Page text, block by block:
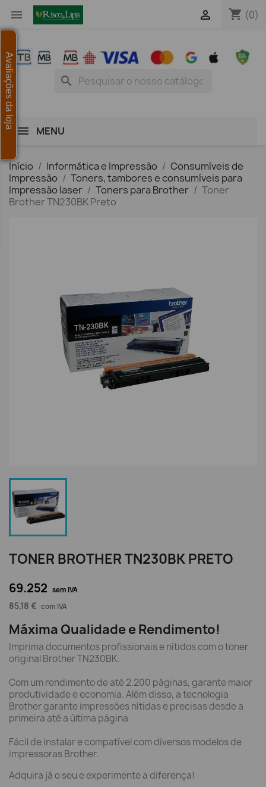
 shopping_cart (0)

search
MENU
Início Informática e Impressão
Consumíveis de
Impressão
Toners, tambores e consumíveis para
Impressão laser
Toners para Brother
Toner
Brother TN230BK Preto
TONER BROTHER TN230BK PRETO
69.252 sem IVA
85,18 € com IVA
Máxima Qualidade e Rendimento!
Imprima documentos profissionais e nítidos com o toner
original Brother TN230BK.
Com um rendimento de até 2.200 páginas, garante maior
produtividade e economia. Além disso, a tecnologia
Brother garante impressões nítidas e precisas desde a
primeira até a última página
Fácil de instalar e compatível com diversos modelos de
impressoras Brother.
Adquira já o seu e experimente a diferença!
Avaliações da loja